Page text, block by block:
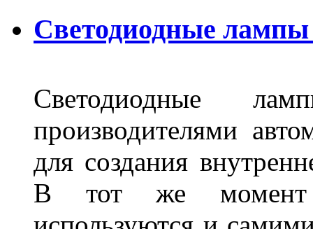
Светодиодные
Светодиодные
производителями
для создания
В тот же момент